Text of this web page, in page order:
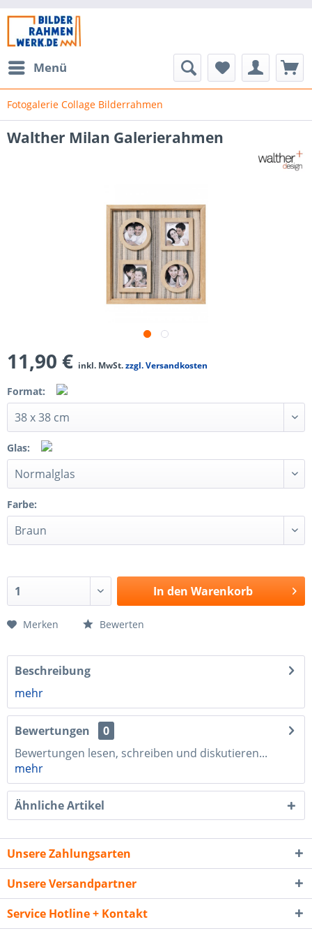
Menü
Fotogalerie Collage Bilderrahmen
Walther Milan Galerierahmen
11,90 € inkl. MwSt.zzgl. Versandkosten
Format:
Glas:
Farbe:
In den Warenkorb
Merken Bewerten
Beschreibung
mehr
Bewertungen
0
Bewertungen lesen, schreiben und diskutieren...
mehr
Ähnliche Artikel
Unsere Zahlungsarten
Unsere Versandpartner
Service Hotline + Kontakt